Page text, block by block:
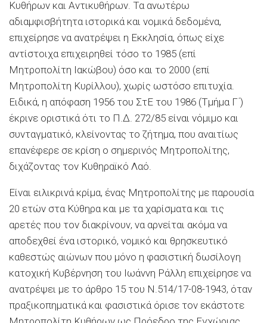
Κυθήρων και Αντικυθήρων. Τα ανωτέρω
αδιαμφισβήτητα ιστορικά και νομικά δεδομένα,
επιχείρησε να ανατρέψει η Εκκλησία, όπως είχε
αντίστοιχα επιχειρηθεί τόσο το 1985 (επί
Μητροπολίτη Ιακώβου) όσο και το 2000 (επί
Μητροπολίτη Κυρίλλου), χωρίς ωστόσο επιτυχία.
Ειδικά, η απόφαση 1956 του ΣτΕ του 1986 (Τμήμα Γ΄)
έκρινε οριστικά ότι το Π.Δ. 272/85 είναι νόμιμο και
συνταγματικό, κλείνοντας το ζήτημα, που αναιτίως
επανέφερε σε κρίση ο σημερινός Μητροπολίτης,
διχάζοντας τον Κυθηραϊκό Λαό.
Είναι ειλικρινά κρίμα, ένας Μητροπολίτης με παρουσία
20 ετών στα Κύθηρα και με τα χαρίσματα και τις
αρετές που τον διακρίνουν, να αρνείται ακόμα να
αποδεχθεί ένα ιστορικό, νομικό και θρησκευτικό
καθεστώς αιώνων που μόνο η φασιστική δωσίλογη
κατοχική Κυβέρνηση του Ιωάννη Ράλλη επιχείρησε να
ανατρέψει με το άρθρο 15 του Ν.514/17-08-1943, όταν
πραξικοπηματικά και φασιστικά όρισε τον εκάστοτε